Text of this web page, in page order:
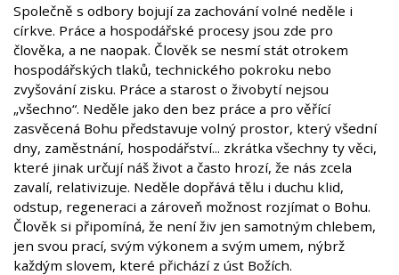
Společně s odbory bojují za zachování volné neděle i
církve. Práce a hospodářské procesy jsou zde pro
člověka, a ne naopak. Člověk se nesmí stát otrokem
hospodářských tlaků, technického pokroku nebo
zvyšování zisku. Práce a starost o živobytí nejsou
„všechno“. Neděle jako den bez práce a pro věřící
zasvěcená Bohu představuje volný prostor, který všední
dny, zaměstnání, hospodářství... zkrátka všechny ty věci,
které jinak určují náš život a často hrozí, že nás zcela
zavalí, relativizuje. Neděle dopřává tělu i duchu klid,
odstup, regeneraci a zároveň možnost rozjímat o Bohu.
Člověk si připomíná, že není živ jen samotným chlebem,
jen svou prací, svým výkonem a svým umem, nýbrž
každým slovem, které přichází z úst Božích.